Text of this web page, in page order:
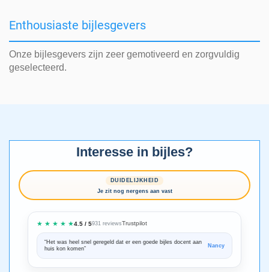
Enthousiaste bijlesgevers
Onze bijlesgevers zijn zeer gemotiveerd en zorgvuldig
geselecteerd.
Interesse in bijles?
DUIDELIJKHEID
Je zit nog nergens aan vast
★ ★ ★ ★ ★4.5 / 5931 reviewsTrustpilot
“Het was heel snel geregeld dat er een goede bijles docent aan
huis kon komen”
Nancy